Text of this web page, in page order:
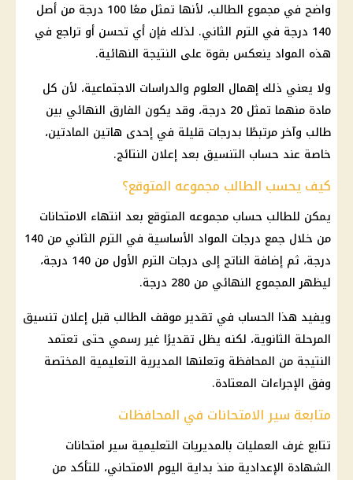
واضح في مجموع الطالب، لأنها تمثل معًا 100 درجة من أصل
140 درجة في الترم الثاني. لذلك فإن أي تحسن أو تراجع في
هذه المواد ينعكس بقوة على النتيجة النهائية.
ولا يعني ذلك إهمال العلوم والدراسات الاجتماعية، لأن كل
مادة منهما تمثل 20 درجة، وقد يكون الفارق النهائي بين
طالب وآخر مرتبطًا بدرجات قليلة في إحدى هاتين المادتين،
خاصة عند حساب التنسيق بعد إعلان النتائج.
كيف يحسب الطالب مجموعه المتوقع؟
يمكن للطالب حساب مجموعه المتوقع بعد انتهاء الامتحانات
من خلال جمع درجات المواد الأساسية في الترم الثاني من 140
درجة، ثم إضافة الناتج إلى درجات الترم الأول من 140 درجة،
ليظهر المجموع النهائي من 280 درجة.
ويفيد هذا الحساب في تقدير موقف الطالب قبل إعلان تنسيق
المرحلة الثانوية، لكنه يظل تقديرًا غير رسمي حتى تعتمد
النتيجة من المحافظة وتعلنها المديرية التعليمية المختصة
وفق الإجراءات المعتادة.
متابعة سير الامتحانات في المحافظات
تتابع غرف العمليات بالمديريات التعليمية سير امتحانات
الشهادة الإعدادية منذ بداية اليوم الامتحاني، للتأكد من